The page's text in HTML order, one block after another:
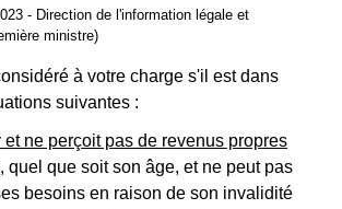
- Direction de l'information légale et
ministre)
à votre charge s'il est dans
suivantes :
et ne perçoit pas de revenus propres
, quel que soit son âge, et ne peut pas
besoins en raison de son invalidité